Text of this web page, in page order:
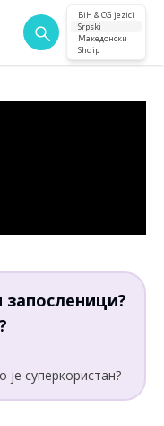
BiH & CG jezici
Srpski
Македонски
Shqip
запосленици?
је суперкористан?